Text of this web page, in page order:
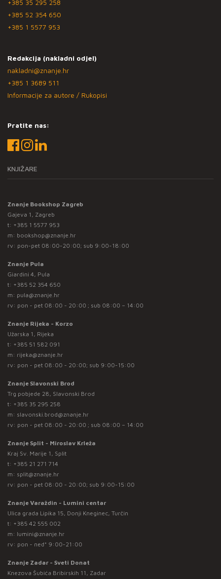
+385 35 295 258
+385 52 354 650
+385 1 5577 953
Redakcija (nakladni odjel)
nakladni@znanje.hr
+385 1 3689 511
Informacije za autore / Rukopisi
Pratite nas:
KNJIŽARE
Znanje Bookshop Zagreb
Gajeva 1, Zagreb
t: +385 1 5577 953
m: bookshop@znanje.hr
rv: pon-pet 08:00-20:00; sub 9:00-18:00
Znanje Pula
Giardini 4, Pula
t: +385 52 354 650
m: pula@znanje.hr
rv: pon - pet 08:00 - 20:00 ; sub 08:00 – 14:00
Znanje Rijeka - Korzo
Užarska 1, Rijeka
t: +385 51 582 091
m: rijeka@znanje.hr
rv: pon - pet 08:00 - 20:00; sub 9:00-15:00
Znanje Slavonski Brod
Trg pobjede 28, Slavonski Brod
t: +385 35 295 258
m: slavonski.brod@znanje.hr
rv: pon - pet 08:00 - 20:00 ; sub 08:00 – 14:00
Znanje Split - Miroslav Krleža
Kraj Sv. Marije 1, Split
t: +385 21 271 714
m: split@znanje.hr
rv: pon - pet 08:00 - 20:00; sub 9:00-15:00
Znanje Varaždin - Lumini centar
Ulica grada Lipika 15, Donji Kneginec, Turčin
t: +385 42 555 002
m: lumini@znanje.hr
rv: pon - ned* 9:00-21:00
Znanje Zadar - Sveti Donat
Knezova Šubića Bribirskih 11, Zadar